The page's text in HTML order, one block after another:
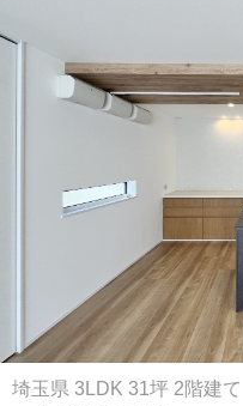
埼玉県 3LDK 31坪 2階建